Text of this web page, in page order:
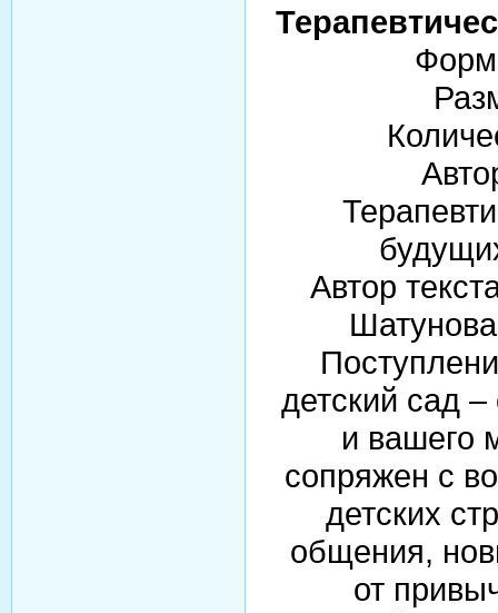
Автор
детский сад
и вашего
сопряжен с
детских
общения,
от